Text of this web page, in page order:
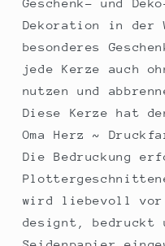
Geschenk- und
Dekoration in der
besonderes
jede Kerze auch
nutzen und
Diese Kerze hat
Oma Herz ~
Die Bedruckung
wird liebevoll vor
designt, bedruckt